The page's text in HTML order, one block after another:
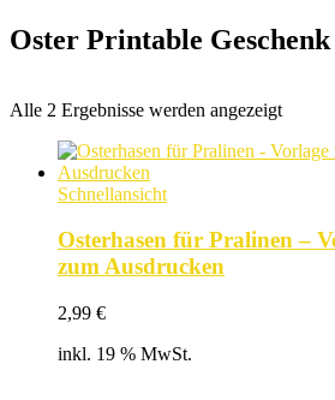
Oster Printable Geschenk
Alle 2 Ergebnisse werden angezeigtNach
sortiert
Schnellansicht
Osterhasen für Pralinen –
zum Ausdrucken
2,99 €
inkl. 19 % MwSt.